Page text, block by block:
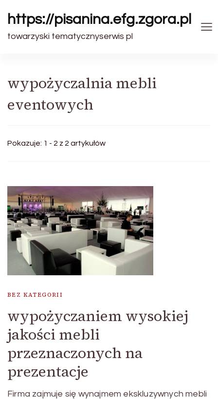
https://pisanina.efg.zgora.pl
towarzyski tematycznyserwis pl
wypożyczalnia mebli
eventowych
Pokazuje: 1 - 2 z 2 artykułów
BEZ KATEGORII
wypożyczaniem wysokiej
jakości mebli
przeznaczonych na
prezentacje
Firma zajmuje się wynajmem ekskluzywnych mebli